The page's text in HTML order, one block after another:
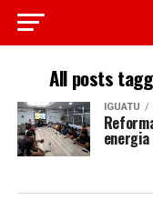
All posts
IGUATU